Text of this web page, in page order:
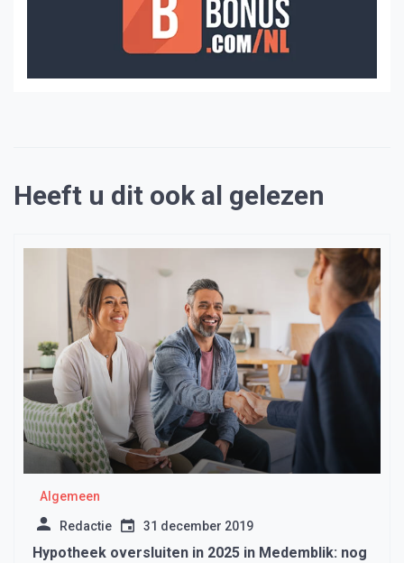
Heeft u dit ook al gelezen
Algemeen
Redactie 31 december 2019
Hypotheek oversluiten in 2025 in Medemblik: nog